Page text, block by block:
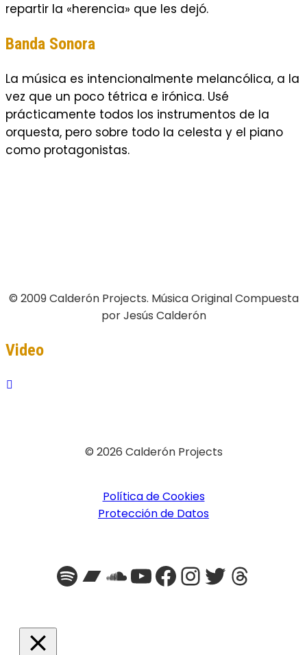
repartir la «herencia» que les dejó.
Banda Sonora
La música es intencionalmente melancólica, a la
vez que un poco tétrica e irónica. Usé
prácticamente todos los instrumentos de la
orquesta, pero sobre todo la celesta y el piano
como protagonistas.
© 2009 Calderón Projects. Música Original Compuesta
por Jesús Calderón
Video
© 2026 Calderón Projects
Política de Cookies
Protección de Datos
Spotify
Bandcamp
SoundCloud
YouTube
Facebook
Instagram
Twitter